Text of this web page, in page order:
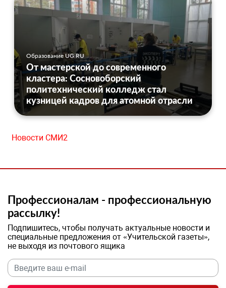
Образование UG.RU
От мастерской до современного
кластера: Сосновоборский
политехнический колледж стал
кузницей кадров для атомной отрасли
Новости СМИ2
Профессионалам - профессиональную
рассылку!
Подпишитесь, чтобы получать актуальные новости и
специальные предложения от «Учительской газеты»,
не выходя из почтового ящика